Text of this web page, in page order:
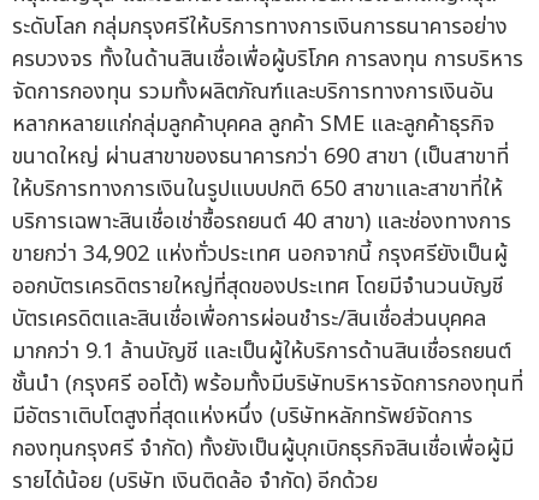
ระดับโลก กลุ่มกรุงศรีให้บริการทางการเงินการธนาคารอย่าง
ครบวงจร ทั้งในด้านสินเชื่อเพื่อผู้บริโภค การลงทุน การบริหาร
จัดการกองทุน รวมทั้งผลิตภัณฑ์และบริการทางการเงินอัน
หลากหลายแก่กลุ่มลูกค้าบุคคล ลูกค้า SME และลูกค้าธุรกิจ
ขนาดใหญ่ ผ่านสาขาของธนาคารกว่า 690 สาขา (เป็นสาขาที่
ให้บริการทางการเงินในรูปแบบปกติ 650 สาขาและสาขาที่ให้
บริการเฉพาะสินเชื่อเช่าซื้อรถยนต์ 40 สาขา) และช่องทางการ
ขายกว่า 34,902 แห่งทั่วประเทศ นอกจากนี้ กรุงศรียังเป็นผู้
ออกบัตรเครดิตรายใหญ่ที่สุดของประเทศ โดยมีจำนวนบัญชี
บัตรเครดิตและสินเชื่อเพื่อการผ่อนชำระ/สินเชื่อส่วนบุคคล
มากกว่า 9.1 ล้านบัญชี และเป็นผู้ให้บริการด้านสินเชื่อรถยนต์
ชั้นนำ (กรุงศรี ออโต้) พร้อมทั้งมีบริษัทบริหารจัดการกองทุนที่
มีอัตราเติบโตสูงที่สุดแห่งหนึ่ง (บริษัทหลักทรัพย์จัดการ
กองทุนกรุงศรี จำกัด) ทั้งยังเป็นผู้บุกเบิกธุรกิจสินเชื่อเพื่อผู้มี
รายได้น้อย (บริษัท เงินติดล้อ จำกัด) อีกด้วย